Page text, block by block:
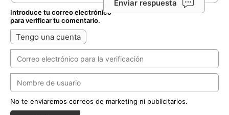
Enviar respuesta
Introduce tu correo electrónico
para verificar tu comentario.
Tengo una cuenta
No te enviaremos correos de marketing ni publicitarios.